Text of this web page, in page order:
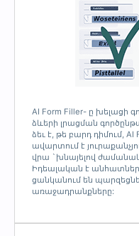
AI Form Filler- ը խելացի
ձևերի լրացման
ձեւ է, թե բարդ դիմում,
ավարտում է
վրա `խնայելով
Իդեալական է
ցանկանում են
առաջադրանքները: